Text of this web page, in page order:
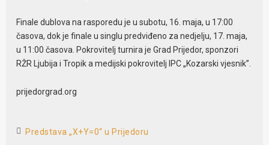
Finale dublova na rasporedu je u subotu, 16. maja, u 17:00
časova, dok je finale u singlu predviđeno za nedjelju, 17. maja,
u 11:00 časova. Pokrovitelj turnira je Grad Prijedor, sponzori
RŽR Ljubija i Tropik a medijski pokrovitelj IPC „Kozarski vjesnik”.
prijedorgrad.org
Predstava „X+Y=0“ u Prijedoru